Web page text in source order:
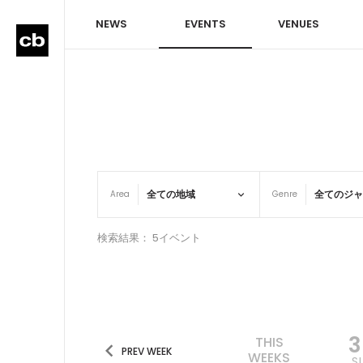
NEWS EVENTS VENUES
Area Genre
検索結果： 5イベント
PREV WEEK
THIS
WEEKS